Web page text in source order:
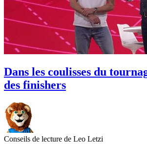
Dans les coulisses du
des finishers
Conseils de lecture de Leo Letzi